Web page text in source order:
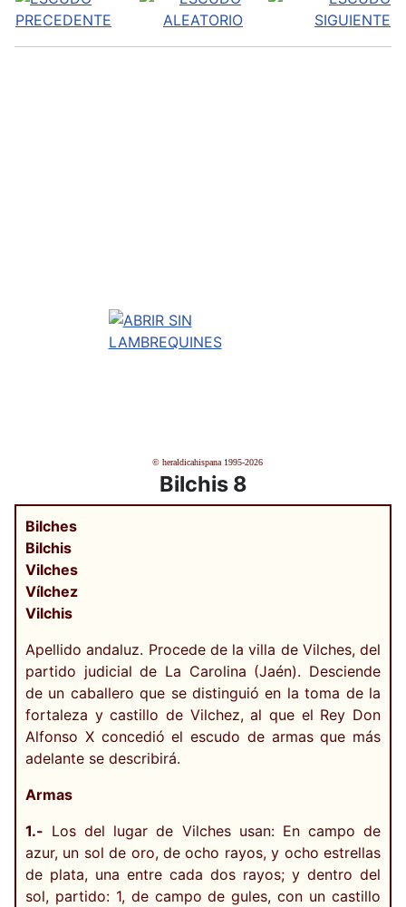
© heraldicahispana 1995-2026
Bilchis 8
Bilches
Bilchis
Vilches
Vílchez
Vilchis
Apellido andaluz. Procede de la villa de Vilches, del
partido judicial de La Carolina (Jaén). Desciende
de un caballero que se distinguió en la toma de la
fortaleza y castillo de Vilchez, al que el Rey Don
Alfonso X concedió el escudo de armas que más
adelante se describirá.
Armas
1.- Los del lugar de Vilches usan: En campo de
azur, un sol de oro, de ocho rayos, y ocho estrellas
de plata, una entre cada dos rayos; y dentro del
sol, partido: 1, de campo de gules, con un castillo